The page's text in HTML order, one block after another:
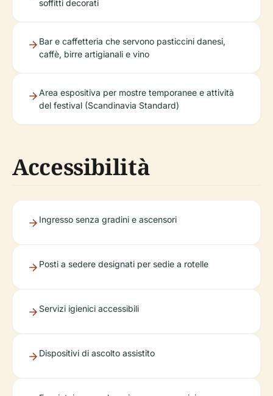
soffitti decorati
Bar e caffetteria che servono pasticcini danesi,
caffè, birre artigianali e vino
Area espositiva per mostre temporanee e attività
del festival (Scandinavia Standard)
Accessibilità
Ingresso senza gradini e ascensori
Posti a sedere designati per sedie a rotelle
Servizi igienici accessibili
Dispositivi di ascolto assistito